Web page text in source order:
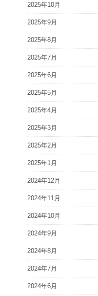
2025年10月
2025年9月
2025年8月
2025年7月
2025年6月
2025年5月
2025年4月
2025年3月
2025年2月
2025年1月
2024年12月
2024年11月
2024年10月
2024年9月
2024年8月
2024年7月
2024年6月